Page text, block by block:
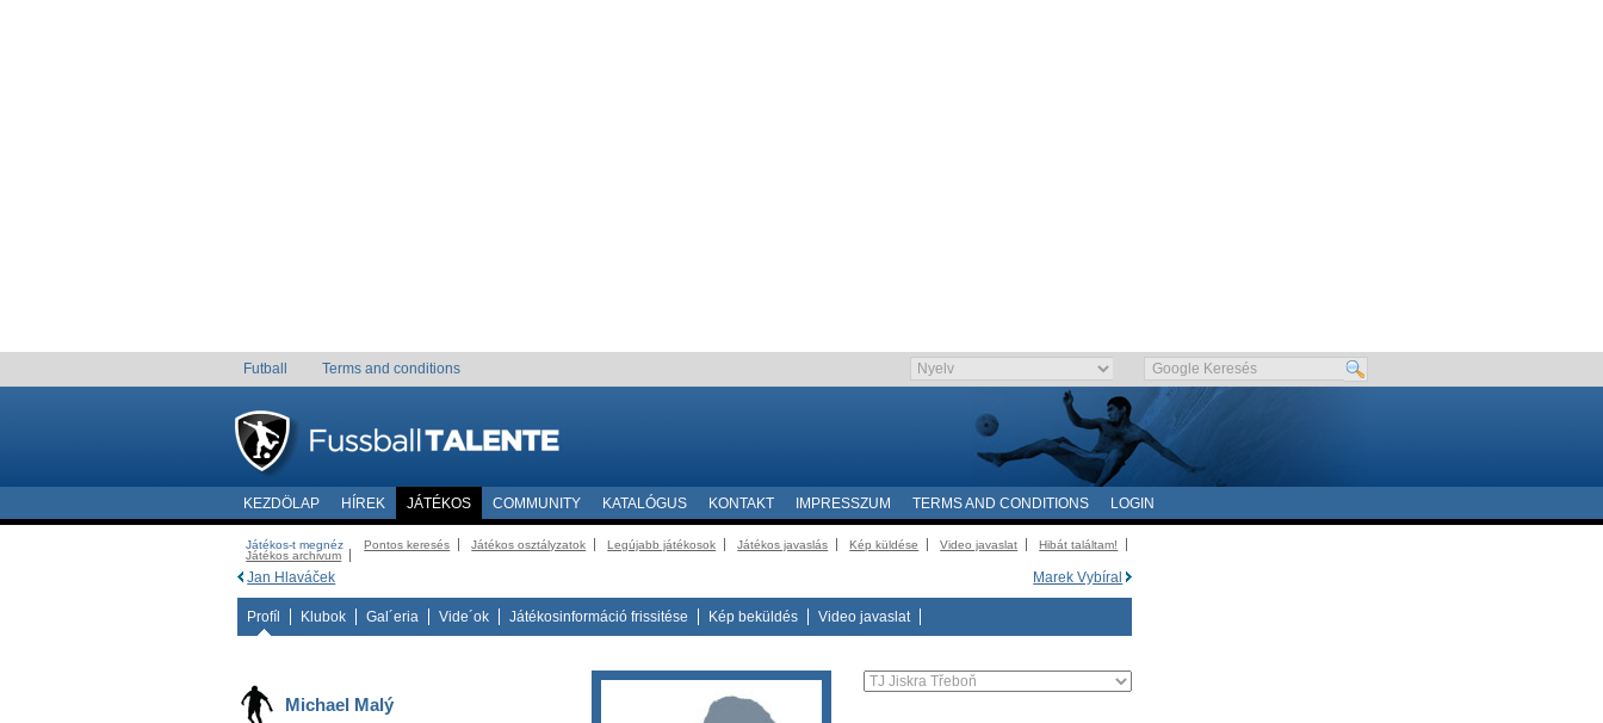
Futball Terms and conditions
KEZDÖLAP HÍREK JÁTÉKOS COMMUNITY KATALÓGUS KONTAKT IMPRESSZUM TERMS AND CONDITIONS LOGIN
Játékos-t megnéz Pontos keresés Játékos osztályzatok Legújabb játékosok Játékos javaslás Kép küldése Video javaslat
Hibát találtam!
Játékos archivum
Marek Vybíral
Jan Hlaváček
Profíl Klubok Gal´eria Vide´ok Játékosinformáció frissitése Kép beküldés Video javaslat
Michael Malý